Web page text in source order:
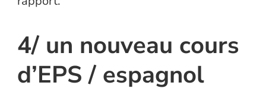
4/ un nouveau cours
d’EPS / espagnol